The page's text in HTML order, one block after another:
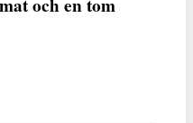
och en tom